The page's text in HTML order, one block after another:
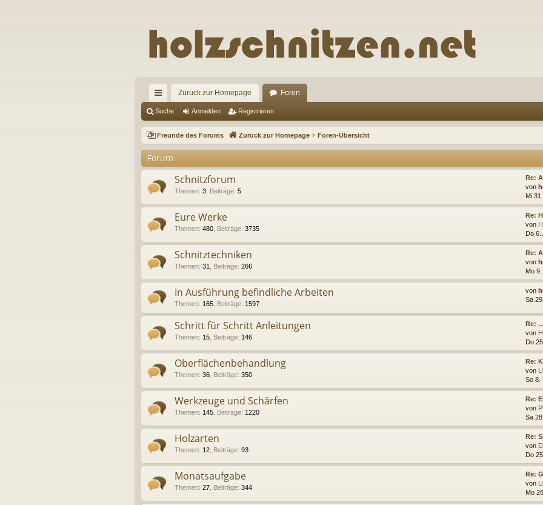
ch
ne
ug
riff
Zurück zur Homepage Foren
Suche Anmelden Registrieren
Freunde des Forums Zurück zur Homepage Foren-Übersicht
Forum
Schnitzforum
Themen: 3 Beiträge: 5
Re:
von
Mi
Eure Werke
Themen: 480 Beiträge: 3735
Re:
von
Do 6.
Schnitztechniken
Themen: 31 Beiträge: 266
Re:
von
Mo
In Ausführung befindliche Arbeiten
Themen: 165 Beiträge: 1597
von
Sa
Schritt für Schritt Anleitungen
Themen: 15 Beiträge: 146
Re:
von
Do
Oberflächenbehandlung
Themen: 36 Beiträge: 350
Re:
von
So 8.
Werkzeuge und Schärfen
Themen: 145 Beiträge: 1220
Re:
von
Sa
Holzarten
Themen: 12 Beiträge: 93
Re:
von
Do
Monatsaufgabe
Themen: 27 Beiträge: 344
Re:
von
Mo